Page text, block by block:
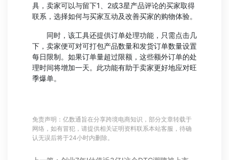
具，卖家可以与留下1、2或3星产品评论的买家取得
联系，选择如何与买家互动及改善买家的购物体验。
同时，该工具还提供订单处理功能，只需点击几
下，卖家便可对可打包产品数量和发货订单数量设置
每日限制。如果订单量超过限额，这些额外订单的处
理时间将增加一天。此功能有助于卖家更好地应对旺
季爆单。
免责声明：亿数通旨在分享跨境电商知识，部分文章转载于
网络，如有冒犯，请提供相关证明资料联系本站客服，待确
认无误后将于24小时内删除。